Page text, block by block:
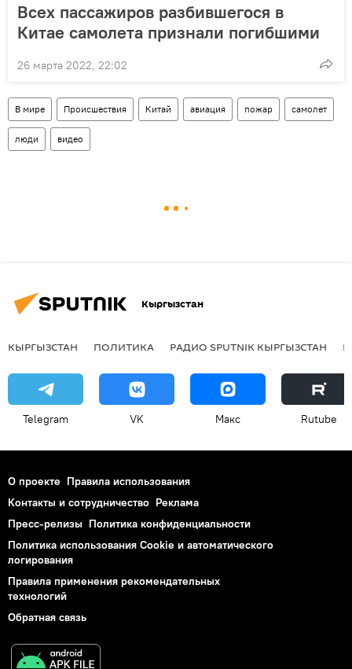
Всех пассажиров разбившегося в
Китае самолета признали погибшими
26 марта 2022, 22:02
В мире Происшествия Китай авиация пожар самолет
люди видео
Кыргызстан
КЫРГЫЗСТАН ПОЛИТИКА РАДИО SPUTNIK КЫРГЫЗСТАН
Telegram VK Макс Rutube
О проекте Правила использования
Контакты и сотрудничество Реклама
Пресс-релизы Политика конфиденциальности
Политика использования Cookie и автоматического
логирования
Правила применения рекомендательных
технологий
Обратная связь